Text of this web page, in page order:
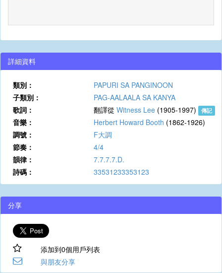
詳細資料
類別：
PAPURI SA PANGINOON
子類別：
PAG-AALAALA SA KANYA
歌詞：
翻譯從 Witness Lee (1905-1997) 傳記
音樂： Herbert Howard Booth (1862-1926)
調號：
F大調
節奏：
4/4
韻律：
7.7.7.7.D.
詩碼：
33531233353123
分享
添加到0個用戶列表
與朋友分享